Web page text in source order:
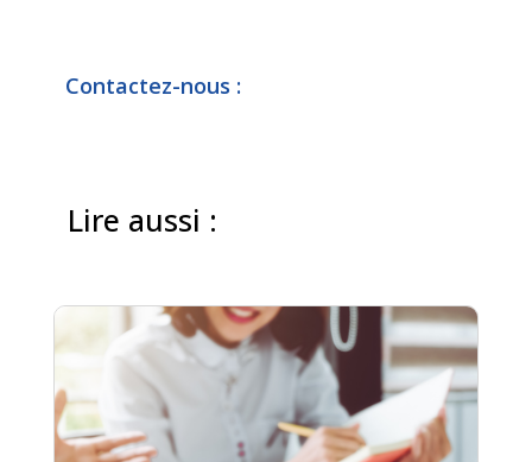
Contactez-nous :
Lire aussi :